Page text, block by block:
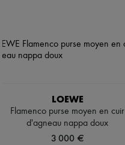
LOEWE
Flamenco purse moyen en cuir
d'agneau nappa doux
3 000 €